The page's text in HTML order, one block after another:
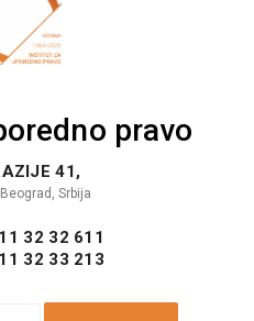
pravo
41,
Srbija
32 32 611
32 33 213